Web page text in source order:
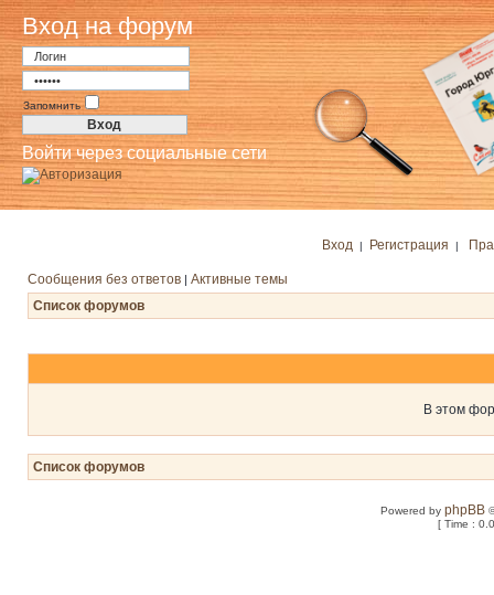
Вход на форум
Запомнить
Войти через социальные сети
Вход | Регистрация |
Сообщения без ответов | Активные темы
Список форумов
В этом
Список форумов
Powered byphpBB
[ Time :